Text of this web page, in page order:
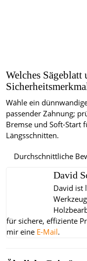
Welches Sägeblatt
Wähle ein
passender Zahnung;
Bremse und Soft-Start
Längsschnitten.
Durchschnittliche
David
David ist
für sichere, effiziente
mir eine E-Mail.